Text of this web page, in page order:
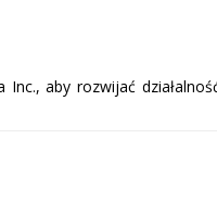
aby rozwijać